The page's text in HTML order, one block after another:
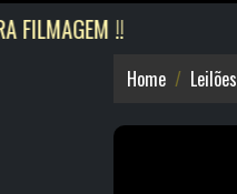
!!
Home Leilões